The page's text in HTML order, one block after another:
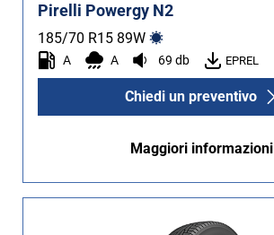
Pirelli Powergy N2
185/70 R15 89W
A A 69 db EPREL
Chiedi un preventivo
Maggiori informazioni